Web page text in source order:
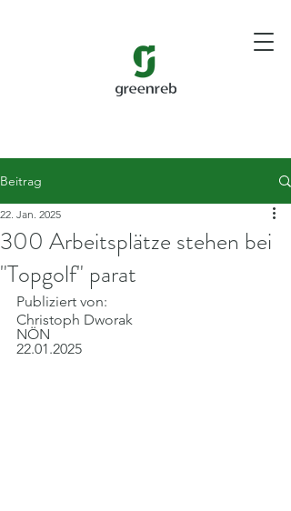
Beitrag
300 Arbeitsplätze stehen bei
"Topgolf" parat
22. Jan. 2025
Publiziert von:
Christoph Dworak
NÖN
22.01.2025